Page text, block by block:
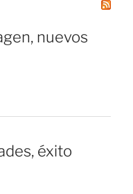
nuevos
éxito